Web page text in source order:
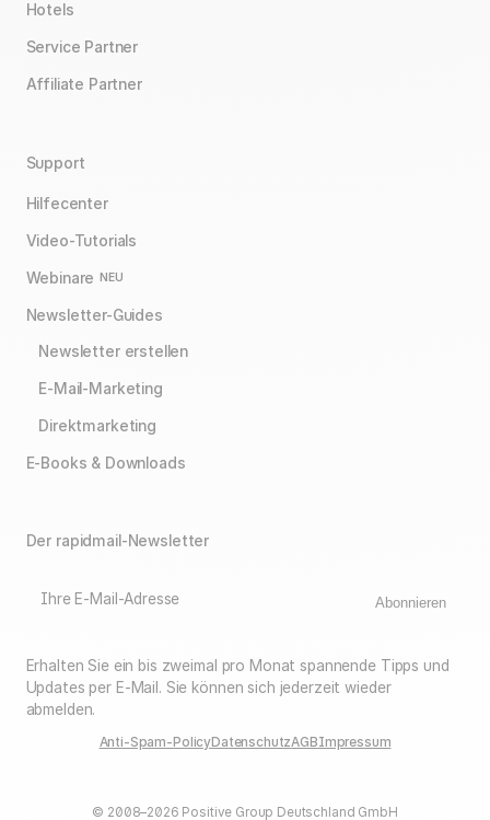
Hotels
Service Partner
Affiliate Partner
Support
Hilfecenter
Video-Tutorials
Webinare NEU
Newsletter-Guides
Newsletter erstellen
E-Mail-Marketing
Direktmarketing
E-Books & Downloads
Der rapidmail-Newsletter
Ihre E-Mail-Adresse Abonnieren
Erhalten Sie ein bis zweimal pro Monat spannende Tipps und
Updates per E-Mail. Sie können sich jederzeit wieder
abmelden.
Anti-Spam-PolicyDatenschutzAGBImpressum
© 2008–2026 Positive Group Deutschland GmbH